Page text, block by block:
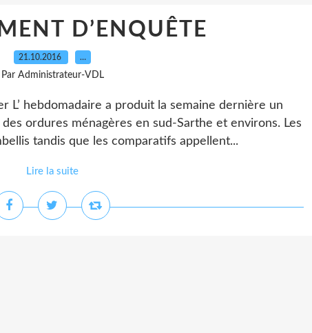
D’ENQUÊTE
21.10.2016 …
Par Administrateur-VDL
L’ hebdomadaire a produit la semaine dernière un
ordures ménagères en sud-Sarthe et environs. Les
tandis que les comparatifs appellent...
Lire la suite